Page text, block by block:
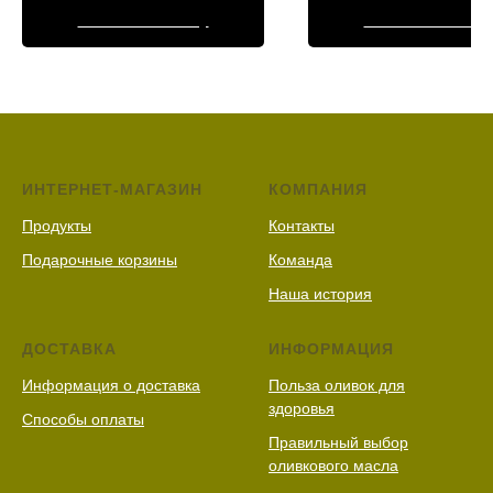
ИНТЕРНЕТ-МАГАЗИН
Продукты
Подарочные корзины
КОМПАНИЯ
Контакты
Команда
Наша история
ДОСТАВКА
Информация о доставка
Способы оплаты
ИНФОРМАЦИЯ
Польза оливок для
здоровья
Правильный выбор
оливкового масла